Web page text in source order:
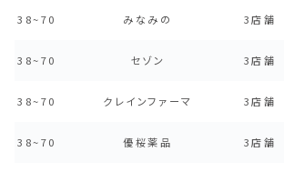
38~70 みなみの 3店舗
38~70 セゾン 3店舗
38~70 クレインファーマ 3店舗
38~70 優桜薬品 3店舗